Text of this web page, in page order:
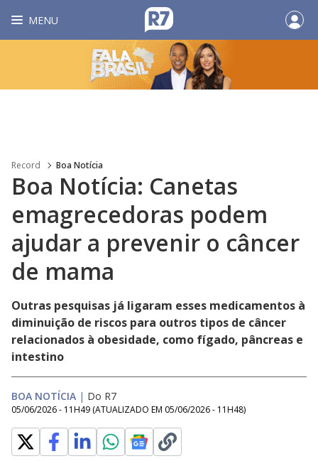
MENU
Record Boa Notícia
Boa Notícia: Canetas
emagrecedoras podem
ajudar a prevenir o câncer
de mama
Outras pesquisas já ligaram esses medicamentos à
diminuição de riscos para outros tipos de câncer
relacionados à obesidade, como fígado, pâncreas e
intestino
BOA NOTÍCIA | Do R7
05/06/2026 - 11H49 (ATUALIZADO EM 05/06/2026 - 11H48)